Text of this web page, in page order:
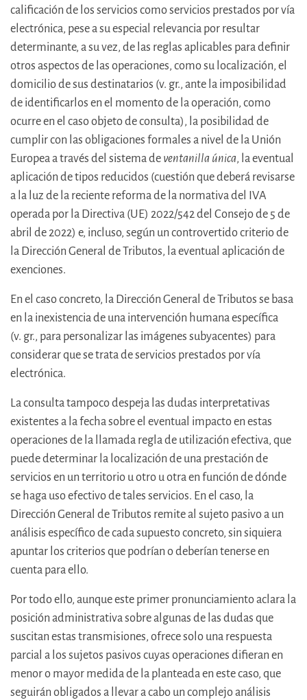
calificación de los servicios como servicios prestados por vía
electrónica, pese a su especial relevancia por resultar
determinante, a su vez, de las reglas aplicables para definir
otros aspectos de las operaciones, como su localización, el
domicilio de sus destinatarios (v. gr., ante la imposibilidad
de identificarlos en el momento de la operación, como
ocurre en el caso objeto de consulta), la posibilidad de
cumplir con las obligaciones formales a nivel de la Unión
Europea a través del sistema de ventanilla única, la eventual
aplicación de tipos reducidos (cuestión que deberá revisarse
a la luz de la reciente reforma de la normativa del IVA
operada por la Directiva (UE) 2022/542 del Consejo de 5 de
abril de 2022) e, incluso, según un controvertido criterio de
la Dirección General de Tributos, la eventual aplicación de
exenciones.
En el caso concreto, la Dirección General de Tributos se basa
en la inexistencia de una intervención humana específica
(v. gr., para personalizar las imágenes subyacentes) para
considerar que se trata de servicios prestados por vía
electrónica.
La consulta tampoco despeja las dudas interpretativas
existentes a la fecha sobre el eventual impacto en estas
operaciones de la llamada regla de utilización efectiva, que
puede determinar la localización de una prestación de
servicios en un territorio u otro u otra en función de dónde
se haga uso efectivo de tales servicios. En el caso, la
Dirección General de Tributos remite al sujeto pasivo a un
análisis específico de cada supuesto concreto, sin siquiera
apuntar los criterios que podrían o deberían tenerse en
cuenta para ello.
Por todo ello, aunque este primer pronunciamiento aclara la
posición administrativa sobre algunas de las dudas que
suscitan estas transmisiones, ofrece solo una respuesta
parcial a los sujetos pasivos cuyas operaciones difieran en
menor o mayor medida de la planteada en este caso, que
seguirán obligados a llevar a cabo un complejo análisis